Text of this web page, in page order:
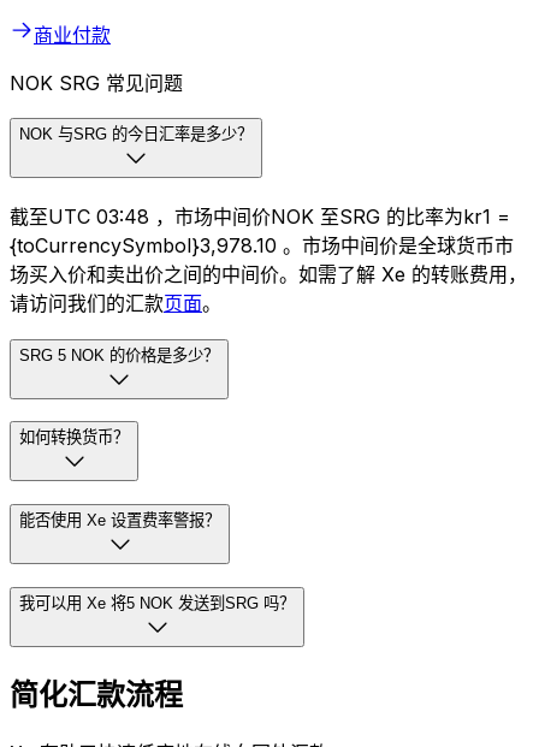
商业付款
NOK SRG 常见问题
NOK 与SRG 的今日汇率是多少？
截至UTC 03:48 ，市场中间价NOK 至SRG 的比率为kr1 =
{toCurrencySymbol}3,978.10 。市场中间价是全球货币市
场买入价和卖出价之间的中间价。如需了解 Xe 的转账费用，
请访问我们的汇款页面。
SRG 5 NOK 的价格是多少？
如何转换货币？
能否使用 Xe 设置费率警报？
我可以用 Xe 将5 NOK 发送到SRG 吗？
简化汇款流程